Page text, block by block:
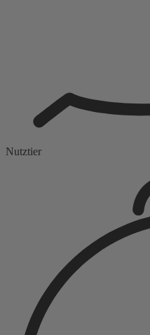
Nutztier